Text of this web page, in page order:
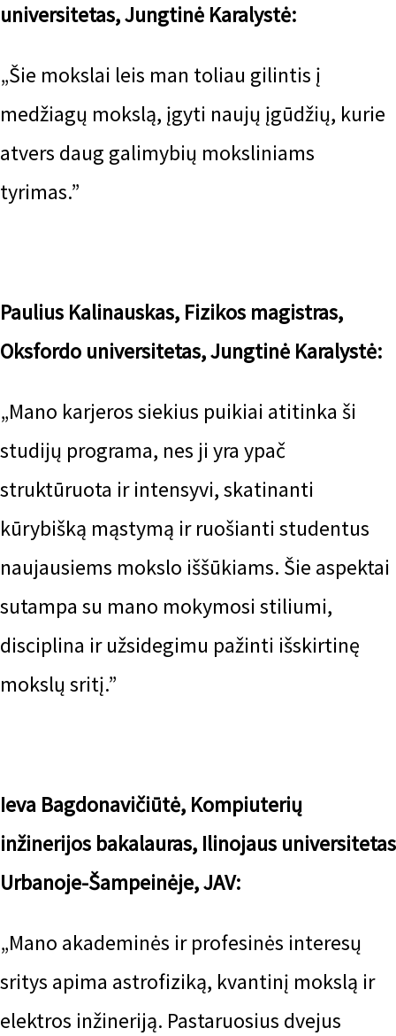
universitetas, Jungtinė Karalystė:
„Šie mokslai leis man toliau gilintis į
medžiagų mokslą, įgyti naujų įgūdžių, kurie
atvers daug galimybių moksliniams
tyrimas.”
Paulius Kalinauskas, Fizikos magistras,
Oksfordo universitetas, Jungtinė Karalystė:
„Mano karjeros siekius puikiai atitinka ši
studijų programa, nes ji yra ypač
struktūruota ir intensyvi, skatinanti
kūrybišką mąstymą ir ruošianti studentus
naujausiems mokslo iššūkiams. Šie aspektai
sutampa su mano mokymosi stiliumi,
disciplina ir užsidegimu pažinti išskirtinę
mokslų sritį.”
Ieva Bagdonavičiūtė, Kompiuterių
inžinerijos bakalauras, Ilinojaus universitetas
Urbanoje-Šampeinėje, JAV:
„Mano akademinės ir profesinės interesų
sritys apima astrofiziką, kvantinį mokslą ir
elektros inžineriją. Pastaruosius dvejus